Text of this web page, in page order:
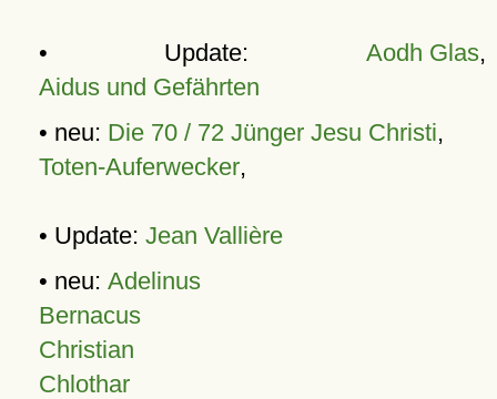
• Update: Aodh Glas,
Aidus und Gefährten
• neu: Die 70 / 72 Jünger Jesu Christi,
Toten-Auferwecker,
• Update: Jean Vallière
• neu: Adelinus
Bernacus
Christian
Chlothar